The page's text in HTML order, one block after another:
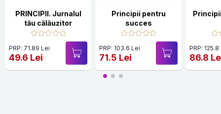
PRINCIPII. Jurnalul
tău călăuzitor
PRP: 71.89 Lei
49.6 Lei
Principii pentru
succes
PRP: 103.6 Lei
71.5 Lei
PRP:
86.8